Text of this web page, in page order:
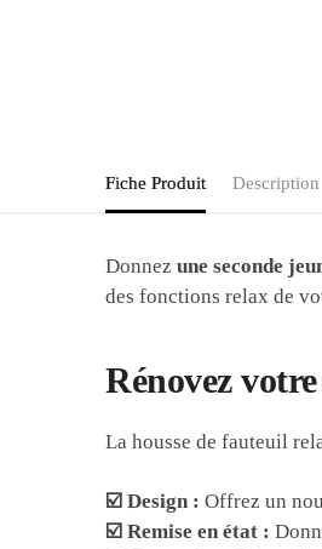
Fiche Produit Description
Donnezune seconde
des fonctions relax de
Rénovez
La housse de fauteuil
☑️ Design : Offrez un
☑️ Remise en état :